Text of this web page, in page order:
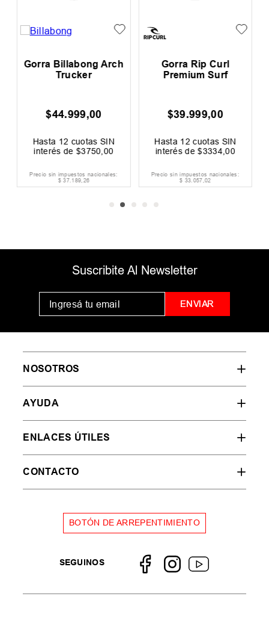
Gorra Billabong Arch
Trucker
$44.999,00
Hasta 12 cuotas SIN
interés de $3750 00
Precio sin impuestos nacionales:
$ 37.189,26
Gorra Rip Curl
Premium Surf
$39.999,00
Hasta 12 cuotas SIN
interés de$3334 ,00
Precio sin impuestos nacionales:
$ 33.057,02
Suscribite Al Newsletter
ENVIAR
NOSOTROS
AYUDA
ENLACES ÚTILES
CONTACTO
BOTÓN DE ARREPENTIMIENTO
SEGUINOS